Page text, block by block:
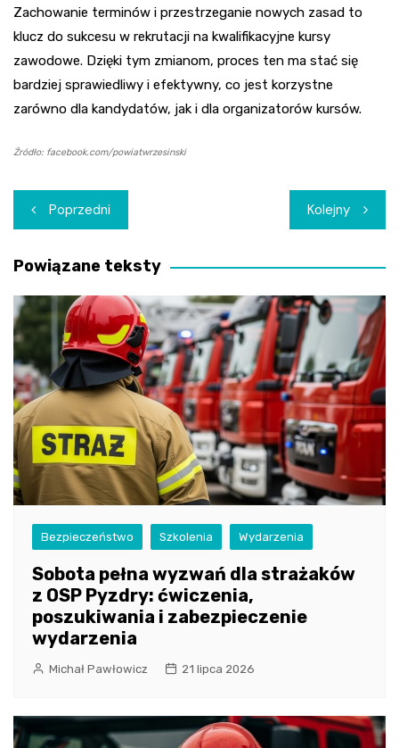
Zachowanie terminów i przestrzeganie nowych zasad to
klucz do sukcesu w rekrutacji na kwalifikacyjne kursy
zawodowe. Dzięki tym zmianom, proces ten ma stać się
bardziej sprawiedliwy i efektywny, co jest korzystne
zarówno dla kandydatów, jak i dla organizatorów kursów.
Źródło: facebook.com/powiatwrzesinski
Nawigacja
wpisu
Poprzedni Kolejny
Powiązane teksty
Bezpieczeństwo Szkolenia Wydarzenia
Sobota pełna wyzwań dla strażaków
z OSP Pyzdry: ćwiczenia,
poszukiwania i zabezpieczenie
wydarzenia
Michał Pawłowicz 21 lipca 2026